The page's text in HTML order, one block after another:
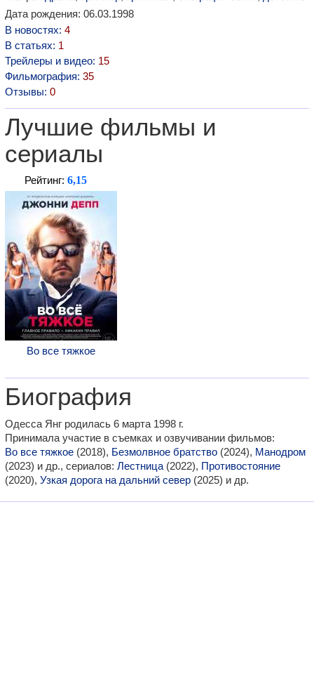
Дата рождения: 06.03.1998
В новостях: 4
В статьях: 1
Трейлеры и видео: 15
Фильмография: 35
Отзывы: 0
Лучшие фильмы и
сериалы
Рейтинг: 6,15
Во все тяжкое
Биография
Одесса Янг родилась 6 марта 1998 г.
Принимала участие в съемках и озвучивании фильмов:
Во все тяжкое (2018), Безмолвное братство (2024), Манодром
(2023) и др., сериалов: Лестница (2022), Противостояние
(2020), Узкая дорога на дальний север (2025) и др.